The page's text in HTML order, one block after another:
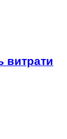
витрати